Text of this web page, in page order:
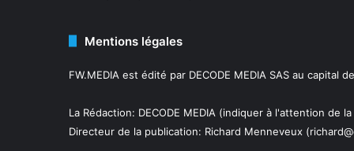
Mentions légales
FW.MEDIA est édité par DECODE MEDIA SAS au capital
La Rédaction: DECODE MEDIA (indiquer à l'attention de
Directeur de la publication: Richard Menneveux